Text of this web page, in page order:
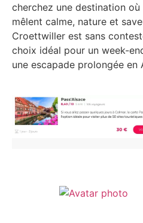
cherchez une destination où
mêlent calme, nature et
Croettwiller est sans
choix idéal pour un week-
une escapade prolongée en